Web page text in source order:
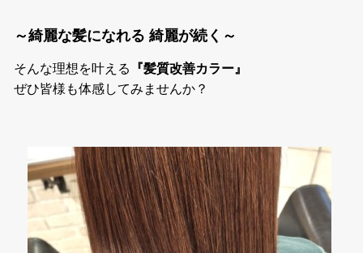
～綺麗な髪になれる 綺麗が続く～
そんな理想を叶える
『髪質改善カラー』
ぜひ皆様も体感してみませんか？